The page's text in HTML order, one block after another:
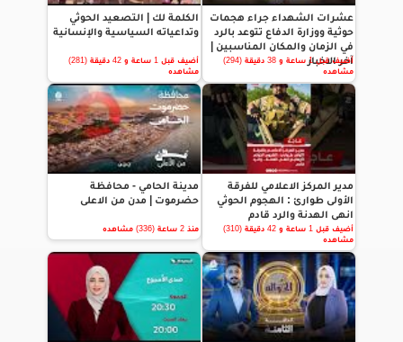
عشرات الشهداء جراء هجمات
حوثية ووزارة الدفاع تتوعد بالرد
في الزمان والمكان المناسبين |
آخر الاخبار
أضيف قبل 1 ساعة و 38 دقيقة (294)
مشاهده
الكلمة لك | التصعيد الحوثي
وتداعياته السياسية والإنسانية
أضيف قبل 1 ساعة و 42 دقيقة (281)
مشاهده
مدير المركز الاعلامي للفرقة
الأولى طوارئ : الهجوم الحوثي
انهى الهدنة والرد قادم
أضيف قبل 1 ساعة و 42 دقيقة (310)
مشاهده
مدينة الحامي - محافظة
حضرموت | مدن من الاعلى
منذ 2 ساعة (336) مشاهده